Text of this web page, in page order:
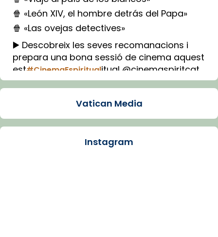
🍿 «León XIV, el hombre detrás del Papa»
🍿 «Las ovejas detectives»
▶️ Descobreix les seves recomanacions i
prepara una bona sessió de cinema aquest
est#CinemaEspiritualitual @cinemaspiritcat
Imatge: Generada amb IA (OpenAI)
Arquebisbat de Barcelona
Vatican Media
Instagram